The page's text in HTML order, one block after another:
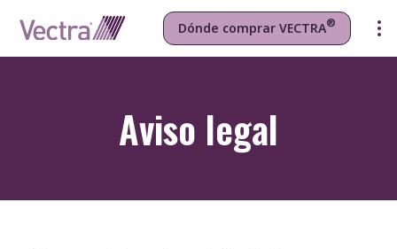
Dónde comprar VECTRA®
Aviso legal